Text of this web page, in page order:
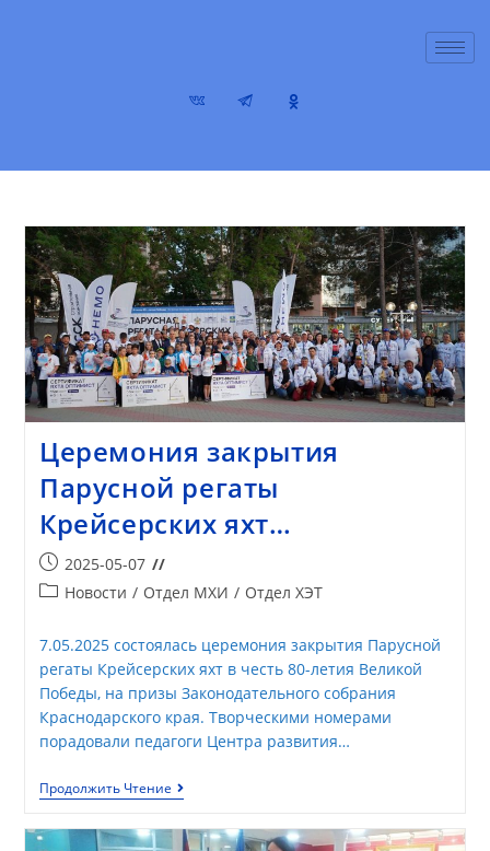
Церемония закрытия
Парусной регаты
Крейсерских яхт…
2025-05-07
Новости / Отдел МХИ / Отдел ХЭТ
7.05.2025 состоялась церемония закрытия Парусной
регаты Крейсерских яхт в честь 80-летия Великой
Победы, на призы Законодательного собрания
Краснодарского края. Творческими номерами
порадовали педагоги Центра развития…
Продолжить Чтение